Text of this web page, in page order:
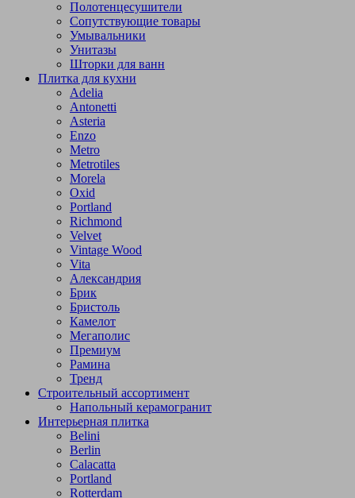
Полотенцесушители
Сопутствующие товары
Умывальники
Унитазы
Шторки для ванн
Плитка для кухни
Adelia
Antonetti
Asteria
Enzo
Metro
Metrotiles
Morela
Oxid
Portland
Richmond
Velvet
Vintage Wood
Vita
Александрия
Брик
Бристоль
Камелот
Мегаполис
Премиум
Рамина
Тренд
Строительный ассортимент
Напольный керамогранит
Интерьерная плитка
Belini
Berlin
Calacatta
Portland
Rotterdam